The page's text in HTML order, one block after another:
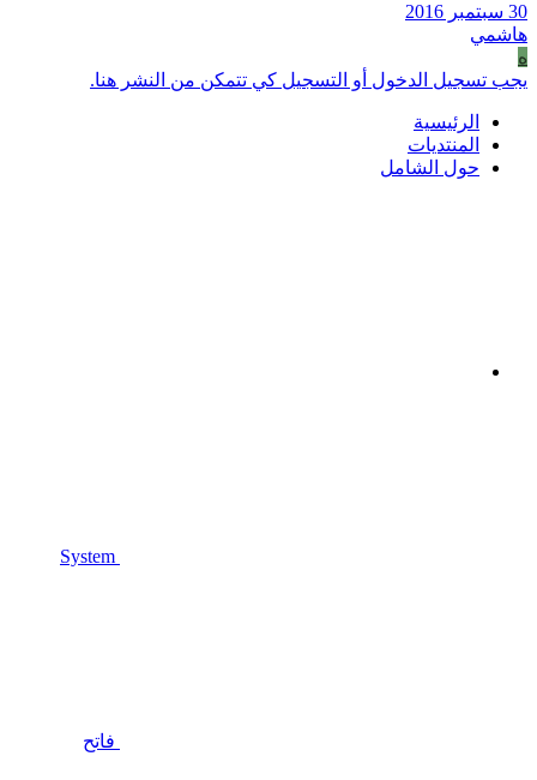
30 سبتمبر 2016
هاشمي
ه
يجب تسجيل الدخول أو التسجيل كي تتمكن من النشر هنا.
الرئيسية
المنتديات
حول الشامل
فاتح